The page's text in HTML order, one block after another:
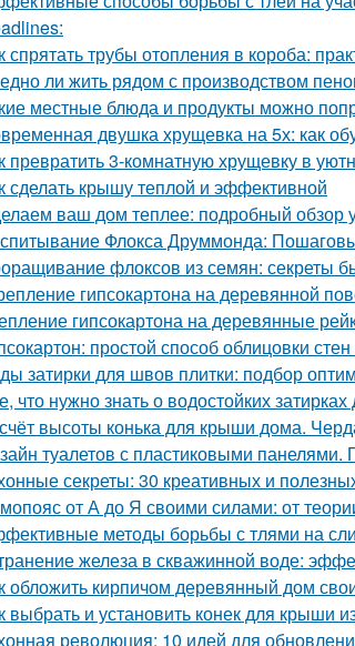
спрятать трубы отопления в короба:
ли жить рядом с производством
местные блюда и продукты можно
двушка хрущевка на 5х: как
превратить 3-комнатную хрущевку в
сделать крышу теплой и эффективной
ваш дом теплее: подробный обзор
Флокса Друммонда:
флоксов из семян: секреты
гипсокартона на деревянной
гипсокартона на деревянные
простой способ облицовки
затирки для швов плитки: подбор
что нужно знать о водостойких
высоты конька для крыши дома.
туалетов с пластиковыми панелями.
секреты: 30 креативных и
от А до Я своими силами: от
методы борьбы с тлями на
железа в скважинной воде:
обложить кирпичом деревянный дом
выбрать и установить конек для крыши
революция: 10 идей для